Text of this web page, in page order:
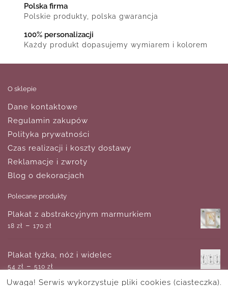
Polska firma
Polskie produkty, polska gwarancja
100% personalizacji
Każdy produkt dopasujemy wymiarem i kolorem
O sklepie
Dane kontaktowe
Regulamin zakupów
Polityka prywatności
Czas realizacji i koszty dostawy
Reklamacje i zwroty
Blog o dekoracjach
Polecane produkty
Plakat z abstrakcyjnym marmurkiem
18 zł – 170 zł
Plakat łyżka, nóż i widelec
54 zł – 510 zł
Uwaga! Serwis wykorzystuje pliki cookies (ciasteczka).